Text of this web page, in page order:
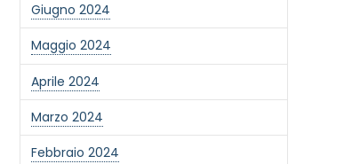
Giugno 2024
Maggio 2024
Aprile 2024
Marzo 2024
Febbraio 2024